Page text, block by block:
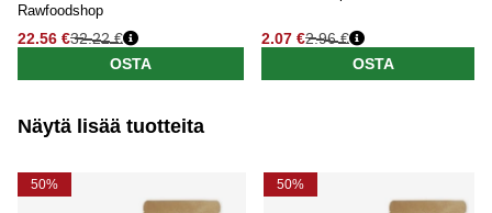
Rawfoodshop
22.56 €32.22 €
OSTA
2.07 €2.96 €
OSTA
Näytä lisää tuotteita
50% 50%